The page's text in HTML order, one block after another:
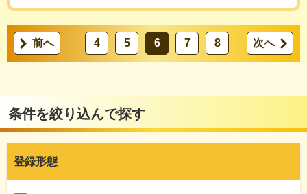
前へ 4 5 6 7 8 次へ
条件を絞り込んで探す
登録形態